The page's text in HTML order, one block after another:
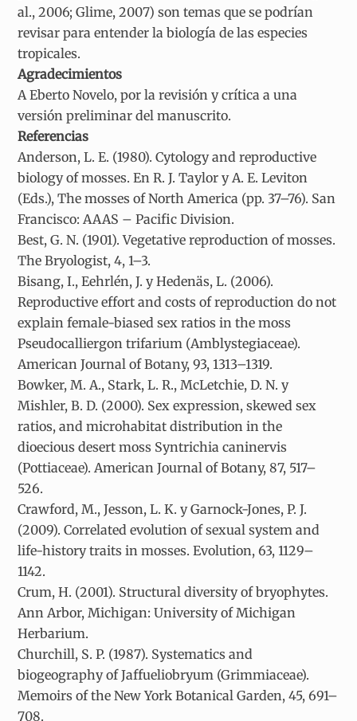
al., 2006; Glime, 2007) son temas que se podrían
revisar para entender la biología de las especies
tropicales.
Agradecimientos
A Eberto Novelo, por la revisión y crítica a una
versión preliminar del manuscrito.
Referencias
Anderson, L. E. (1980). Cytology and reproductive
biology of mosses. En R. J. Taylor y A. E. Leviton
(Eds.), The mosses of North America (pp. 37–76). San
Francisco: AAAS – Pacific Division.
Best, G. N. (1901). Vegetative reproduction of mosses.
The Bryologist, 4, 1–3.
Bisang, I., Eehrlén, J. y Hedenäs, L. (2006).
Reproductive effort and costs of reproduction do not
explain female-biased sex ratios in the moss
Pseudocalliergon trifarium (Amblystegiaceae).
American Journal of Botany, 93, 1313–1319.
Bowker, M. A., Stark, L. R., McLetchie, D. N. y
Mishler, B. D. (2000). Sex expression, skewed sex
ratios, and microhabitat distribution in the
dioecious desert moss Syntrichia caninervis
(Pottiaceae). American Journal of Botany, 87, 517–
526.
Crawford, M., Jesson, L. K. y Garnock-Jones, P. J.
(2009). Correlated evolution of sexual system and
life-history traits in mosses. Evolution, 63, 1129–
1142.
Crum, H. (2001). Structural diversity of bryophytes.
Ann Arbor, Michigan: University of Michigan
Herbarium.
Churchill, S. P. (1987). Systematics and
biogeography of Jaffueliobryum (Grimmiaceae).
Memoirs of the New York Botanical Garden, 45, 691–
708.